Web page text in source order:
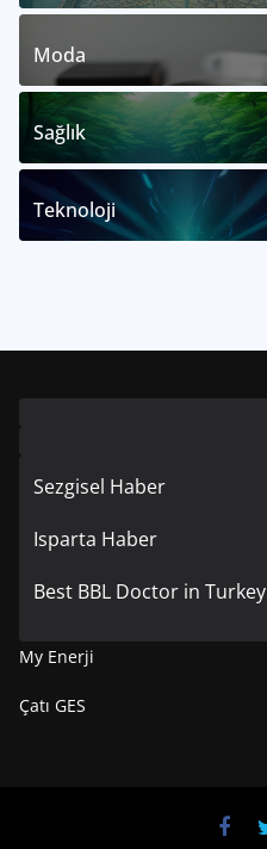
Moda
Sağlık
Teknoloji
Sezgisel Haber
Isparta Haber
Best BBL Doctor in Turkey
My Enerji
Çatı GES